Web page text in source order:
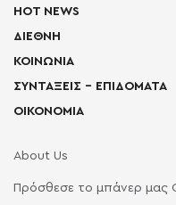
HOT NEWS
ΔΙΕΘΝΗ
ΚΟΙΝΩΝΙΑ
ΣΥΝΤΑΞΕΙΣ – ΕΠΙΔΟΜΑΤΑ
ΟΙΚΟΝΟΜΙΑ
About Us
Πρόσθεσε το μπάνερ μας